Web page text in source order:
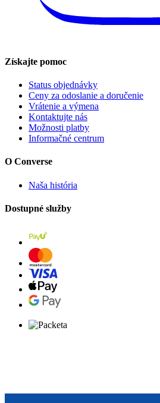
Získajte pomoc
Status objednávky
Ceny za odoslanie a doručenie
Vrátenie a výmena
Kontaktujte nás
Možnosti platby
Informačné centrum
O Converse
Naša história
Dostupné služby